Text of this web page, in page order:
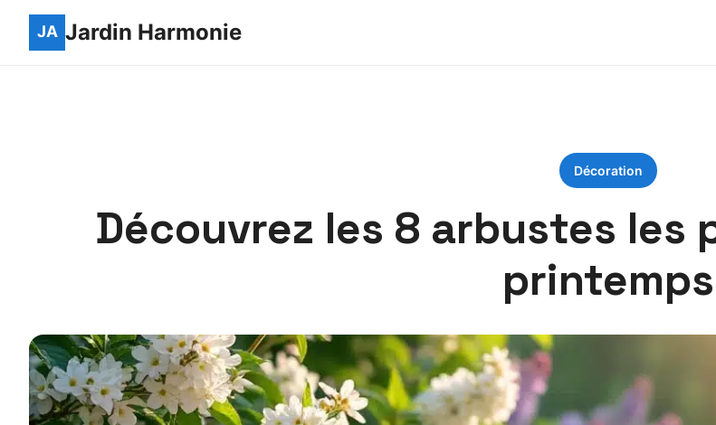
Jardin Harmonie
Décoration
Découvrez les 8 arbustes les
printemps